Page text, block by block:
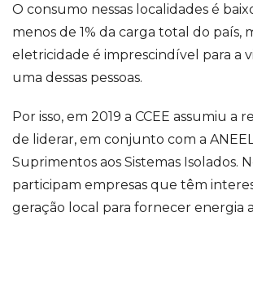
O consumo nessas localidades é
menos de 1% da carga total do país,
eletricidade é imprescindível para a
uma dessas pessoas.
Por isso, em 2019 a CCEE assumiu a
de liderar, em conjunto com a
Suprimentos aos Sistemas Isolados.
participam empresas que têm
geração local para fornecer energia a